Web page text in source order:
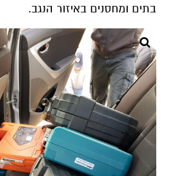
בתים ומחסנים באיזור הנגב.